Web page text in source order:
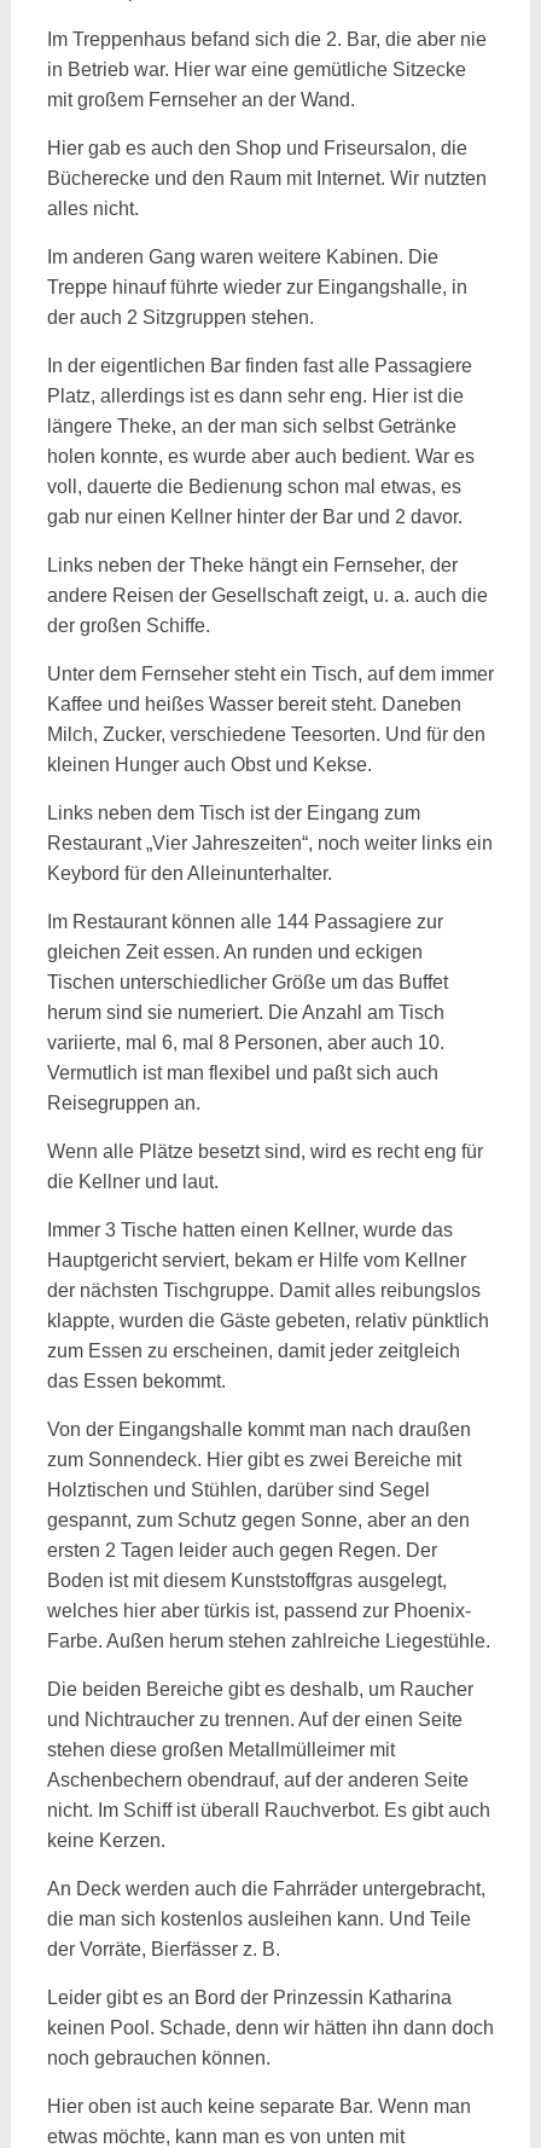
Im Treppenhaus befand sich die 2. Bar, die aber nie
in Betrieb war. Hier war eine gemütliche Sitzecke
mit großem Fernseher an der Wand.
Hier gab es auch den Shop und Friseursalon, die
Bücherecke und den Raum mit Internet. Wir nutzten
alles nicht.
Im anderen Gang waren weitere Kabinen. Die
Treppe hinauf führte wieder zur Eingangshalle, in
der auch 2 Sitzgruppen stehen.
In der eigentlichen Bar finden fast alle Passagiere
Platz, allerdings ist es dann sehr eng. Hier ist die
längere Theke, an der man sich selbst Getränke
holen konnte, es wurde aber auch bedient. War es
voll, dauerte die Bedienung schon mal etwas, es
gab nur einen Kellner hinter der Bar und 2 davor.
Links neben der Theke hängt ein Fernseher, der
andere Reisen der Gesellschaft zeigt, u. a. auch die
der großen Schiffe.
Unter dem Fernseher steht ein Tisch, auf dem immer
Kaffee und heißes Wasser bereit steht. Daneben
Milch, Zucker, verschiedene Teesorten. Und für den
kleinen Hunger auch Obst und Kekse.
Links neben dem Tisch ist der Eingang zum
Restaurant „Vier Jahreszeiten“, noch weiter links ein
Keybord für den Alleinunterhalter.
Im Restaurant können alle 144 Passagiere zur
gleichen Zeit essen. An runden und eckigen
Tischen unterschiedlicher Größe um das Buffet
herum sind sie numeriert. Die Anzahl am Tisch
variierte, mal 6, mal 8 Personen, aber auch 10.
Vermutlich ist man flexibel und paßt sich auch
Reisegruppen an.
Wenn alle Plätze besetzt sind, wird es recht eng für
die Kellner und laut.
Immer 3 Tische hatten einen Kellner, wurde das
Hauptgericht serviert, bekam er Hilfe vom Kellner
der nächsten Tischgruppe. Damit alles reibungslos
klappte, wurden die Gäste gebeten, relativ pünktlich
zum Essen zu erscheinen, damit jeder zeitgleich
das Essen bekommt.
Von der Eingangshalle kommt man nach draußen
zum Sonnendeck. Hier gibt es zwei Bereiche mit
Holztischen und Stühlen, darüber sind Segel
gespannt, zum Schutz gegen Sonne, aber an den
ersten 2 Tagen leider auch gegen Regen. Der
Boden ist mit diesem Kunststoffgras ausgelegt,
welches hier aber türkis ist, passend zur Phoenix-
Farbe. Außen herum stehen zahlreiche Liegestühle.
Die beiden Bereiche gibt es deshalb, um Raucher
und Nichtraucher zu trennen. Auf der einen Seite
stehen diese großen Metallmülleimer mit
Aschenbechern obendrauf, auf der anderen Seite
nicht. Im Schiff ist überall Rauchverbot. Es gibt auch
keine Kerzen.
An Deck werden auch die Fahrräder untergebracht,
die man sich kostenlos ausleihen kann. Und Teile
der Vorräte, Bierfässer z. B.
Leider gibt es an Bord der Prinzessin Katharina
keinen Pool. Schade, denn wir hätten ihn dann doch
noch gebrauchen können.
Hier oben ist auch keine separate Bar. Wenn man
etwas möchte, kann man es von unten mit